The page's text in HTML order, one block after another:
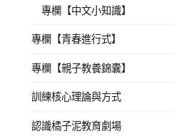
專欄【中文小知識】
專欄【青春進行式】
專欄【親子教養錦囊】
訓練核心理論與方式
認識橘子泥教育劇場